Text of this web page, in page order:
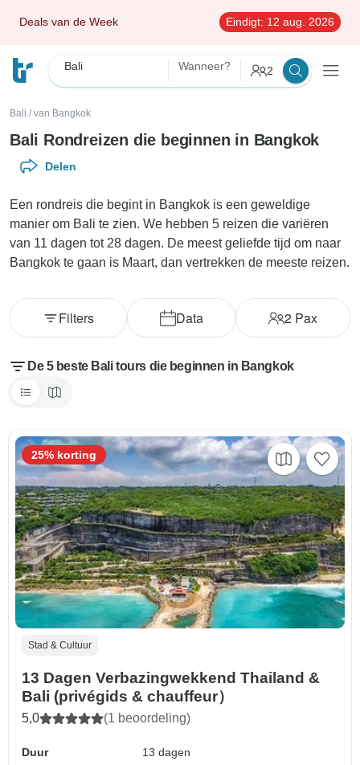
Deals van de Week Eindigt: 12 aug. 2026
Bali Wanneer? 2
Bali / van Bangkok
Bali Rondreizen die beginnen in Bangkok
Delen
Een rondreis die begint in Bangkok is een geweldige
manier om Bali te zien. We hebben 5 reizen die variëren
van 11 dagen tot 28 dagen. De meest geliefde tijd om naar
Bangkok te gaan is Maart, dan vertrekken de meeste reizen.
Data 2 Pax
Filters
De 5 beste Bali tours die beginnen in Bangkok
Stad & Cultuur
13 Dagen Verbazingwekkend Thailand &
Bali (privégids & chauffeur）
5,0 (1 beoordeling)
Duur
13 dagen
25% korting